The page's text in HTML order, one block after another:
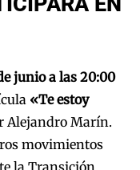
junio a las 20:00
«Te estoy
Alejandro Marín.
movimientos
la Transición